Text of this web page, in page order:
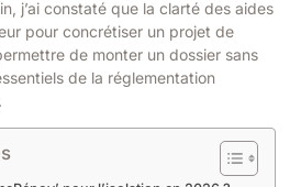
j’ai constaté que la clarté des aides
pour concrétiser un projet de
de monter un dossier sans
de la réglementation